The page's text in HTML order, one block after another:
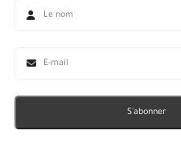
S'abonner